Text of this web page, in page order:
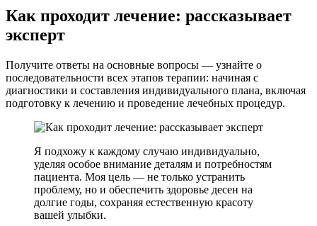
Как проходит лечение: рассказывает
эксперт
Получите ответы на основные вопросы — узнайте о
последовательности всех этапов терапии: начиная с
диагностики и составления индивидуального плана, включая
подготовку к лечению и проведение лечебных процедур.
Я подхожу к каждому случаю индивидуально,
уделяя особое внимание деталям и потребностям
пациента. Моя цель — не только устранить
проблему, но и обеспечить здоровье десен на
долгие годы, сохраняя естественную красоту
вашей улыбки.